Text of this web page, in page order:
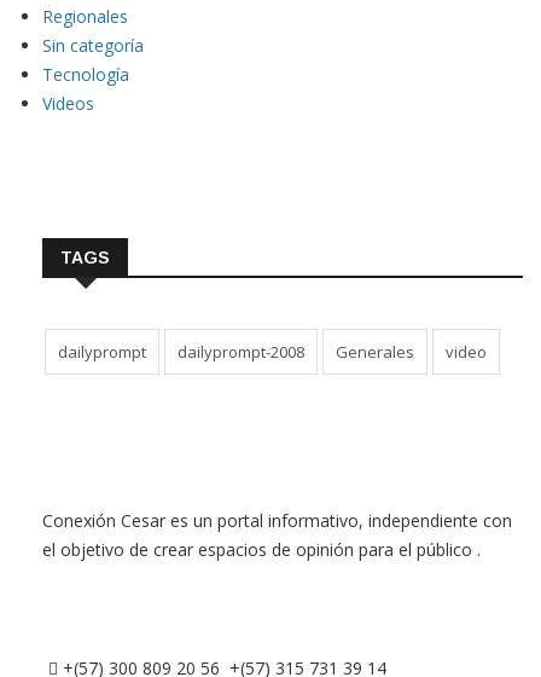
Regionales
Sin categoría
Tecnología
Videos
TAGS
dailyprompt dailyprompt-2008 Generales video
Conexión Cesar es un portal informativo, independiente con
el objetivo de crear espacios de opinión para el público .
+(57) 300 809 20 56 +(57) 315 731 39 14